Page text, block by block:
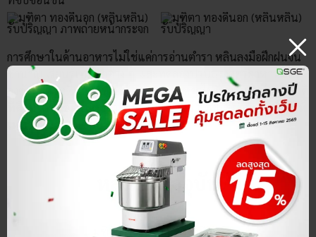
การศึกษาในด้านอาหารไม่ใช่แค่การอ่านตำรา หลินลงมือฝึกฝนจน
ชำนาญ เรียนรู้เทคนิคต่าง ๆ และทดลองปรับปรุงสูตรอาหารให้
ลงตัวที่สุด สิ่งที่หลินค้นพบคือ การทำอาหารไม่มีสูตรตายตัวรสชาติ
ที่ดีไม่ได้ขึ้นอยู่กับตำราเพียงอย่างเดียว แต่ขึ้นอยู่กับการปรับให้
เหมาะกับความชอบของแต่ละคน
หลินในปัจจุบัน